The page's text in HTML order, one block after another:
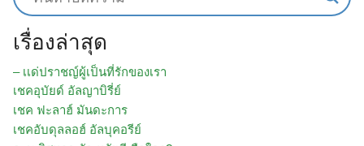
เรื่องล่าสุด
– เเด่ปราชญ์ผู้เป็นที่รักของเรา
เชคอุบัยด์ อัลญาบิรี่ย์
เชค ฟะลาฮ์ มันดะการ
เชคอับดุลลอฮ์ อัลบุคอรีย์